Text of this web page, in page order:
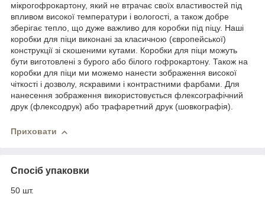
мікрогофрокартону, який не втрачає своїх властивостей під
впливом високої температури і вологості, а також добре
зберігає тепло, що дуже важливо для коробки під піцу. Наші
коробки для піци виконані за класичною (європейської)
конструкції зі скошеними кутами. Коробки для піци можуть
бути виготовлені з бурого або білого гофрокартону. Також на
коробки для піци ми можемо нанести зображення високої
чіткості і дозволу, яскравими і контрастними фарбами. Для
нанесення зображення використовується флексографічний
друк (флексодрук) або трафаретний друк (шовкографія).
Приховати
Спосіб упаковки
50 шт.